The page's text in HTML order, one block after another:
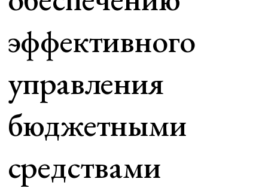
эффективного
управления
бюджетными
средствами